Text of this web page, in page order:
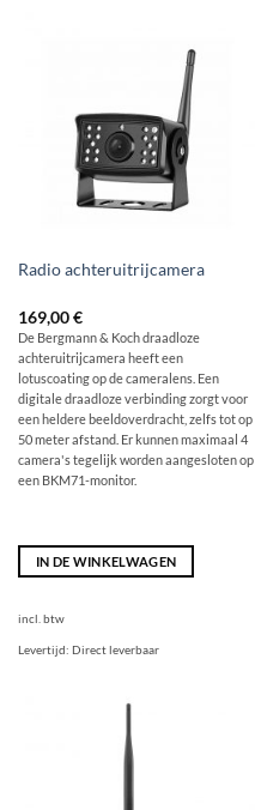
Radio achteruitrijcamera
169,00€
De Bergmann & Koch draadloze
achteruitrijcamera heeft een
lotuscoating op de cameralens. Een
digitale draadloze verbinding zorgt voor
een heldere beeldoverdracht, zelfs tot op
50 meter afstand. Er kunnen maximaal 4
camera's tegelijk worden aangesloten op
een BKM71-monitor.
IN DE WINKELWAGEN
incl. btw
Levertijd: Direct leverbaar